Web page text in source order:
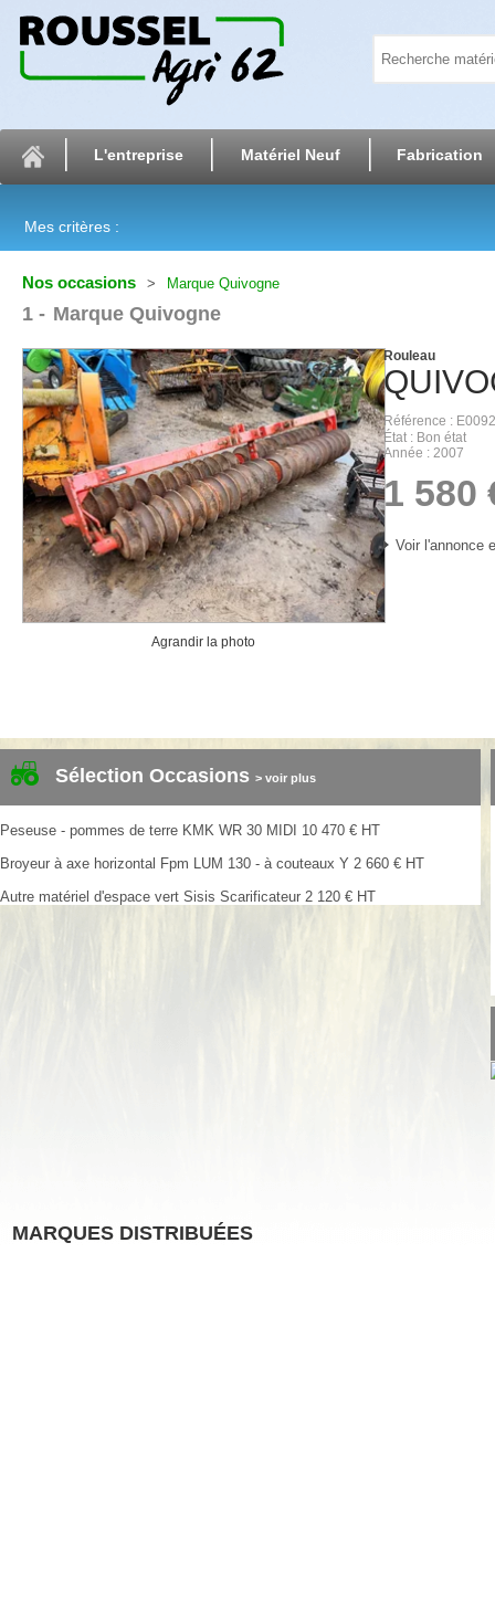
L'entreprise Matériel Neuf Fabrication
Mes critères :
Nos occasions Marque Quivogne
1 Marque Quivogne
Agrandir la photo
Rouleau
Référence
État
Bon état
Année
2007
1 580
Voir l'annonce
Sélection Occasions > voir plus
Peseuse - pommes de terre KMK WR 30 MIDI 10 470 € HT
Broyeur à axe horizontal Fpm LUM 130 - à couteaux Y 2 660 € HT
Autre matériel d'espace vert Sisis Scarificateur 2 120 € HT
MARQUES DISTRIBUÉES